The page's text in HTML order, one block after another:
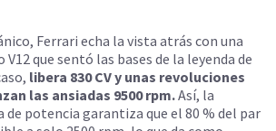
Ferrari echa la vista atrás con una
que sentó las bases de la leyenda de
libera 830 CV y unas revoluciones
las ansiadas 9500 rpm.Así, la
potencia garantiza que el 80 % del par